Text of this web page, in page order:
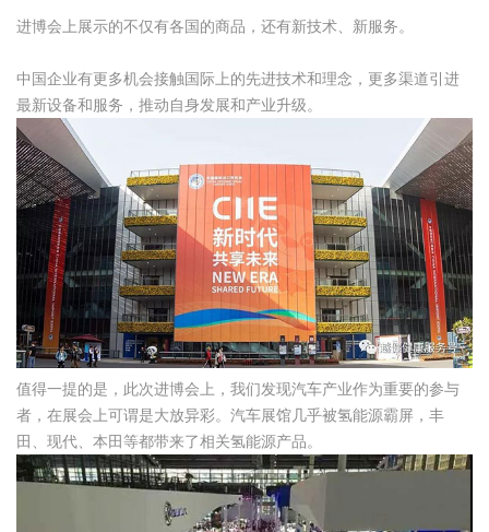
进博会上展示的不仅有各国的商品，还有新技术、新服务。
中国企业有更多机会接触国际上的先进技术和理念，更多渠道引进
最新设备和服务，推动自身发展和产业升级。
值得一提的是，此次进博会上，我们发现汽车产业作为重要的参与
者，在展会上可谓是大放异彩。汽车展馆几乎被氢能源霸屏，丰
田、现代、本田等都带来了相关氢能源产品。